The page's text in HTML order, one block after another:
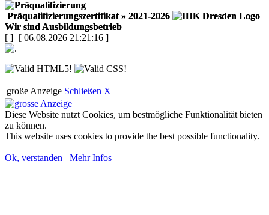
Präqualifizierungszertifikat » 2021-2026
Wir sind Ausbildungsbetrieb
[ ] [ 06.08.2026 21:21:16 ]
große Anzeige Schließen X
Diese Website nutzt Cookies, um bestmögliche Funktionalität bieten
zu können.
This website uses cookies to provide the best possible functionality.
Ok, verstanden Mehr Infos